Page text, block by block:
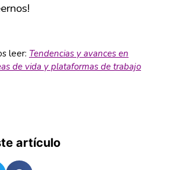
leer: Tendencias y avances en
de vida y plataformas de trabajo
artículo